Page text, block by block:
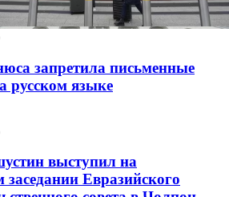
запретила письменные
русском языке
выступил на
Евразийского